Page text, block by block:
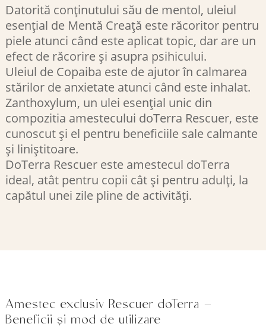
Datorită conținutului său de mentol, uleiul
esențial de Mentă Creață este răcoritor pentru
piele atunci când este aplicat topic, dar are un
efect de răcorire și asupra psihicului.
Uleiul de Copaiba este de ajutor în calmarea
stărilor de anxietate atunci când este inhalat.
Zanthoxylum, un ulei esențial unic din
compozitia amestecului doTerra Rescuer, este
cunoscut și el pentru beneficiile sale calmante
și liniștitoare.
DoTerra Rescuer este amestecul doTerra
ideal, atât pentru copii cât și pentru adulți, la
capătul unei zile pline de activități.
Amestec exclusiv Rescuer doTerra –
Beneficii și mod de utilizare